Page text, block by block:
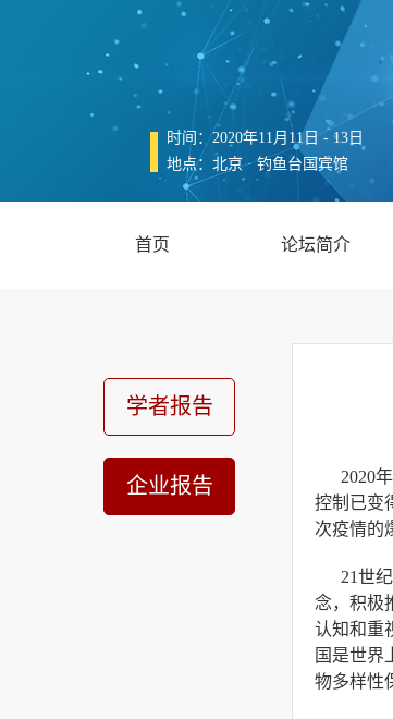
时间：2020年11月11日 - 13日
地点：北京 · 钓鱼台国宾馆
首页 论坛简介
学者报告
企业报告
2020
控制已变
次疫情的
21世
念，积极
认知和重
国是世界
物多样性